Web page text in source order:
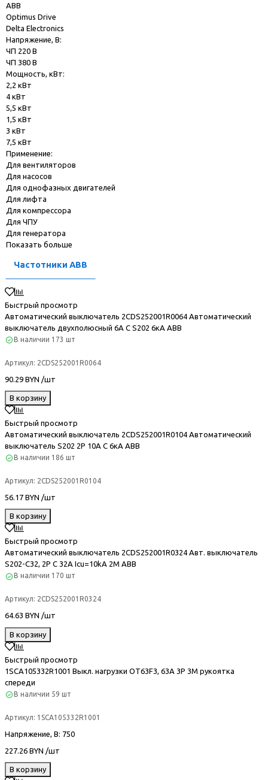
ABB
Optimus Drive
Delta Electronics
Напряжение, В:
ЧП 220 В
ЧП 380 В
Мощность, кВт:
2,2 кВт
4 кВт
5,5 кВт
1,5 кВт
3 кВт
7,5 кВт
Применение:
Для вентиляторов
Для насосов
Для однофазных двигателей
Для лифта
Для компрессора
Для ЧПУ
Для генератора
Показать больше
Частотники ABB
Быстрый просмотр
Автоматический выключатель 2CDS252001R0064 Автоматический
выключатель двухполюсный 6А С S202 6кА ABB
В наличии 173 шт
Артикул: 2CDS252001R0064
90.29 BYN /шт
В корзину
Быстрый просмотр
Автоматический выключатель 2CDS252001R0104 Автоматический
выключатель S202 2P 10А C 6кА ABB
В наличии 186 шт
Артикул: 2CDS252001R0104
56.17 BYN /шт
В корзину
Быстрый просмотр
Автоматический выключатель 2CDS252001R0324 Авт. выключатель
S202-C32, 2P C 32A Icu=10kA 2M ABB
В наличии 170 шт
Артикул: 2CDS252001R0324
64.63 BYN /шт
В корзину
Быстрый просмотр
1SCA105332R1001 Выкл. нагрузки OT63F3, 63A 3P 3M рукоятка
спереди
В наличии 59 шт
Артикул: 1SCA105332R1001
Напряжение, В: 750
227.26 BYN /шт
В корзину